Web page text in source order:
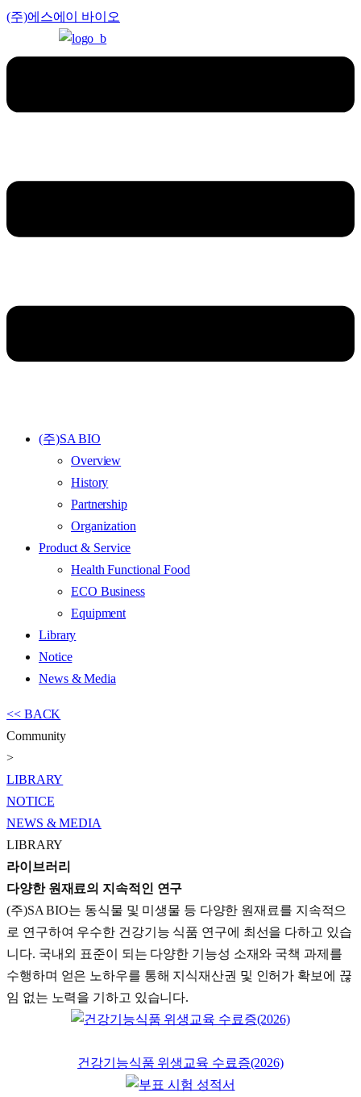
(주)에스에이 바이오
Menu
(주)SA BIO
Overview
History
Partnership
Organization
Product & Service
Health Functional Food
ECO Business
Equipment
Library
Notice
News & Media
<< BACK
Community
>
LIBRARY
NOTICE
NEWS & MEDIA
LIBRARY
라이브러리
다양한 원재료의 지속적인 연구
(주)SA BIO는 동식물 및 미생물 등 다양한 원재료를 지속적으
로 연구하여 우수한 건강기능 식품 연구에 최선을 다하고 있습
니다. 국내외 표준이 되는 다양한 기능성 소재와 국책 과제를
수행하며 얻은 노하우를 통해 지식재산권 및 인허가 확보에 끊
임 없는 노력을 기하고 있습니다.
건강기능식품 위생교육 수료증(2026)